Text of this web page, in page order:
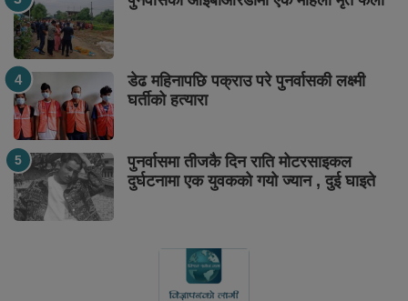
डेढ महिनापछि पक्राउ परे पुनर्वासकी लक्ष्मी
घर्तीको हत्यारा
पुनर्वासमा तीजकै दिन राति मोटरसाइकल
दुर्घटनामा एक युवकको गयो ज्यान , दुई घाइते